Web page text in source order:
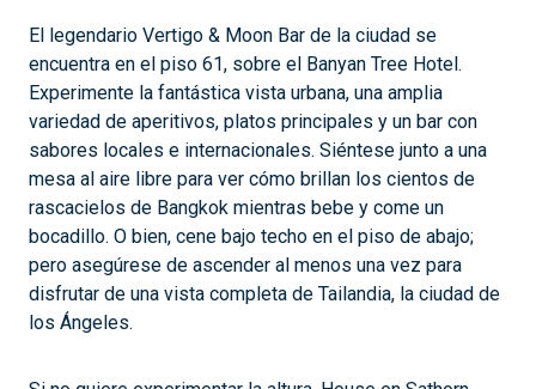
El legendario Vertigo & Moon Bar de la ciudad se
encuentra en el piso 61, sobre el Banyan Tree Hotel.
Experimente la fantástica vista urbana, una amplia
variedad de aperitivos, platos principales y un bar con
sabores locales e internacionales. Siéntese junto a una
mesa al aire libre para ver cómo brillan los cientos de
rascacielos de Bangkok mientras bebe y come un
bocadillo. O bien, cene bajo techo en el piso de abajo;
pero asegúrese de ascender al menos una vez para
disfrutar de una vista completa de Tailandia, la ciudad de
los Ángeles.